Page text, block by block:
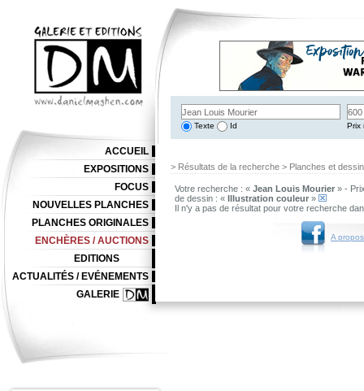
Texte Id Prix
> Résultats de la recherche > Planches et
Votre recherche : « Jean Louis Mourier » -
de dessin : « Illustration couleur »
Il n'y a pas de résultat pour votre recherche
A
ACCUEIL
EXPOSITIONS
FOCUS
NOUVELLES PLANCHES
PLANCHES ORIGINALES
ENCHÈRES / AUCTIONS
EDITIONS
ACTUALITÉS / EVÉNEMENTS
GALERIE